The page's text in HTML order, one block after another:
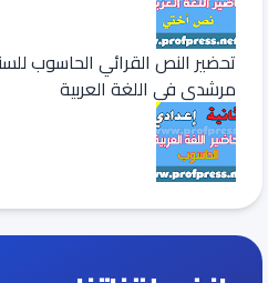
تحضير النص القرائي الحاسوب
مرشدي في اللغة العربية